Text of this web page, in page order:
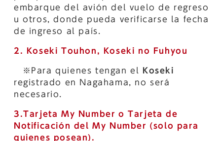
embarque del avión del vuelo de regreso
u otros, donde pueda verificarse la fecha
de ingreso al país.
2. Koseki Touhon, Koseki no Fuhyou
※Para quienes tengan el
Koseki
registrado en Nagahama, no será
necesario.
3.Tarjeta My Number o Tarjeta de
Notificación del My Number (solo para
quienes posean).